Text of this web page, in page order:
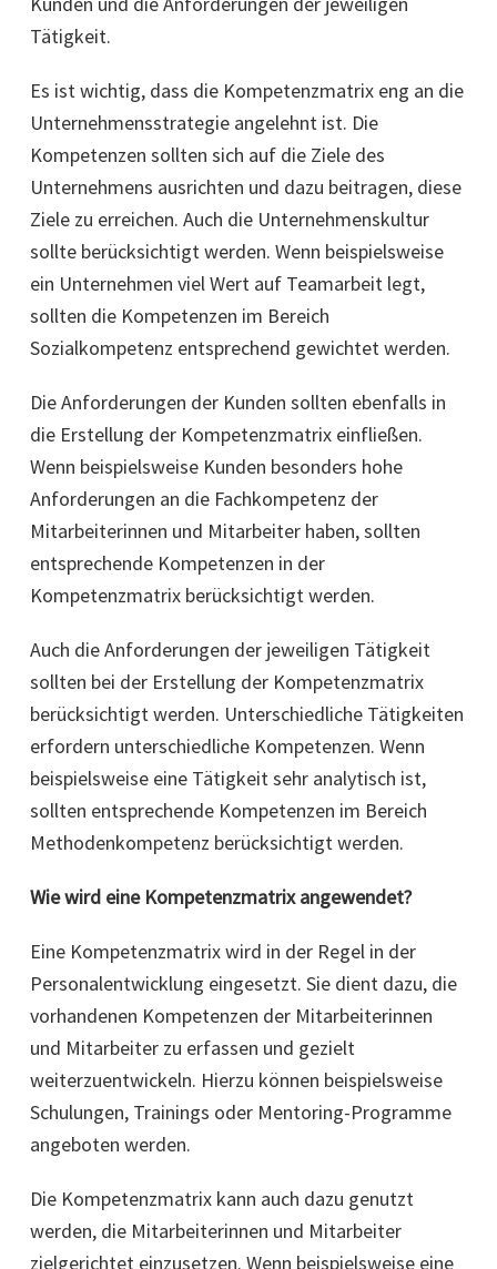
Tätigkeit.
Es ist wichtig, dass die Kompetenzmatrix eng an die
Unternehmensstrategie angelehnt ist. Die
Kompetenzen sollten sich auf die Ziele des
Unternehmens ausrichten und dazu beitragen, diese
Ziele zu erreichen. Auch die Unternehmenskultur
sollte berücksichtigt werden. Wenn beispielsweise
ein Unternehmen viel Wert auf Teamarbeit legt,
sollten die Kompetenzen im Bereich
Sozialkompetenz entsprechend gewichtet werden.
Die Anforderungen der Kunden sollten ebenfalls in
die Erstellung der Kompetenzmatrix einfließen.
Wenn beispielsweise Kunden besonders hohe
Anforderungen an die Fachkompetenz der
Mitarbeiterinnen und Mitarbeiter haben, sollten
entsprechende Kompetenzen in der
Kompetenzmatrix berücksichtigt werden.
Auch die Anforderungen der jeweiligen Tätigkeit
sollten bei der Erstellung der Kompetenzmatrix
berücksichtigt werden. Unterschiedliche Tätigkeiten
erfordern unterschiedliche Kompetenzen. Wenn
beispielsweise eine Tätigkeit sehr analytisch ist,
sollten entsprechende Kompetenzen im Bereich
Methodenkompetenz berücksichtigt werden.
Wie wird eine Kompetenzmatrix angewendet?
Eine Kompetenzmatrix wird in der Regel in der
Personalentwicklung eingesetzt. Sie dient dazu, die
vorhandenen Kompetenzen der Mitarbeiterinnen
und Mitarbeiter zu erfassen und gezielt
weiterzuentwickeln. Hierzu können beispielsweise
Schulungen, Trainings oder Mentoring-Programme
angeboten werden.
Die Kompetenzmatrix kann auch dazu genutzt
werden, die Mitarbeiterinnen und Mitarbeiter
zielgerichtet einzusetzen. Wenn beispielsweise eine